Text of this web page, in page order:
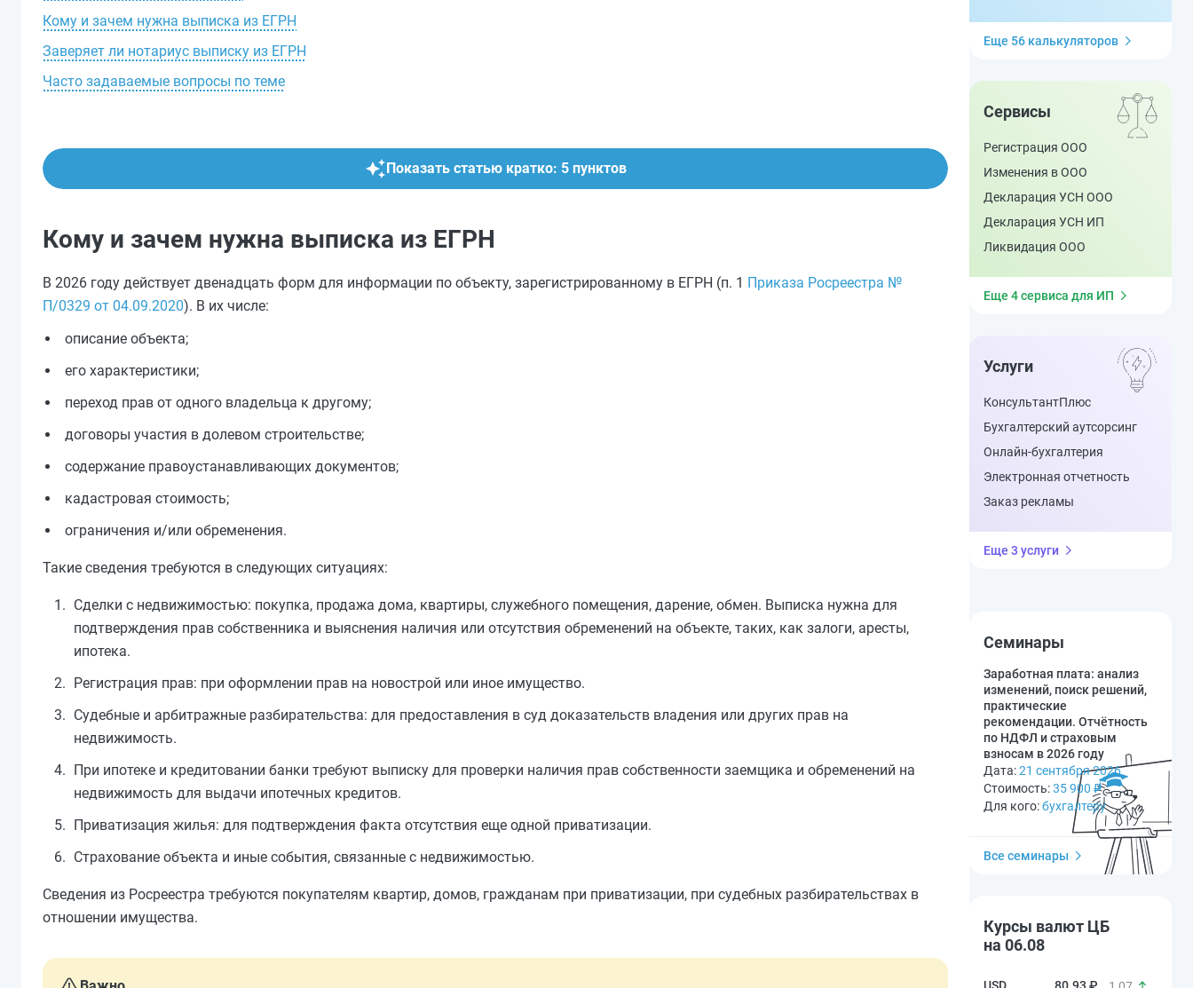
Кому и зачем нужна выписка из ЕГРН
Заверяет ли нотариус выписку из ЕГРН
Часто задаваемые вопросы по теме
Показать статью кратко: 5 пунктов
Кому и зачем нужна выписка из ЕГРН
В 2026 году действует двенадцать форм для информации по объекту, зарегистрированному в ЕГРН (п. 1 Приказа Росреестра №
П/0329 от 04.09.2020). В их числе:
описание объекта;
его характеристики;
переход прав от одного владельца к другому;
договоры участия в долевом строительстве;
содержание правоустанавливающих документов;
кадастровая стоимость;
ограничения и/или обременения.
Такие сведения требуются в следующих ситуациях:
Сделки с недвижимостью: покупка, продажа дома, квартиры, служебного помещения, дарение, обмен. Выписка нужна для
подтверждения прав собственника и выяснения наличия или отсутствия обременений на объекте, таких, как залоги, аресты,
ипотека.
Регистрация прав: при оформлении прав на новострой или иное имущество.
Судебные и арбитражные разбирательства: для предоставления в суд доказательств владения или других прав на
недвижимость.
При ипотеке и кредитовании банки требуют выписку для проверки наличия прав собственности заемщика и обременений на
недвижимость для выдачи ипотечных кредитов.
Приватизация жилья: для подтверждения факта отсутствия еще одной приватизации.
Страхование объекта и иные события, связанные с недвижимостью.
Сведения из Росреестра требуются покупателям квартир, домов, гражданам при приватизации, при судебных разбирательствах в
отношении имущества.
Еще 56 калькуляторов
Сервисы
Регистрация ООО
Изменения в ООО
Декларация УСН ООО
Декларация УСН ИП
Ликвидация ООО
Еще 4 сервиса для ИП
Услуги
КонсультантПлюс
Бухгалтерский аутсорсинг
Онлайн-бухгалтерия
Электронная отчетность
Заказ рекламы
Еще 3 услуги
Семинары
Заработная плата: анализ
изменений, поиск решений,
практические
рекомендации. Отчётность
по НДФЛ и страховым
взносам в 2026 году
Дата:21 сентября 2026
Стоимость:35 900 ₽
Для кого:бухгалтеру
Все семинары
Курсы валют ЦБ
на 06.08